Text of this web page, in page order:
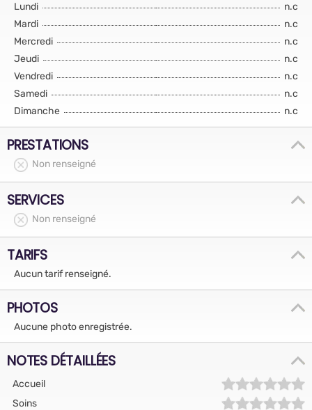
Lundi
n.c
Mardi
n.c
Mercredi
n.c
Jeudi
n.c
Vendredi
n.c
Samedi
n.c
Dimanche
n.c
PRESTATIONS
Non renseigné
SERVICES
Non renseigné
TARIFS
Aucun tarif renseigné.
PHOTOS
Aucune photo enregistrée.
NOTES DÉTAILLÉES
Accueil
Soins